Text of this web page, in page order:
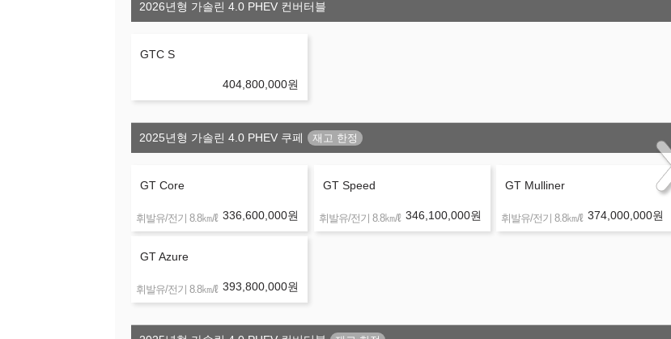
2026년형 가솔린 4.0 PHEV 컨버터블
GTC S
404,800,000원
2025년형 가솔린 4.0 PHEV 쿠페
GT Core
휘발유/전기 8.8㎞/ℓ 336,600,000원
GT Speed
휘발유/전기 8.8㎞/ℓ 346,100,000원
GT Mulliner
휘발유/전기 8.8㎞/ℓ 374,000,000원
GT Azure
휘발유/전기 8.8㎞/ℓ 393,800,000원